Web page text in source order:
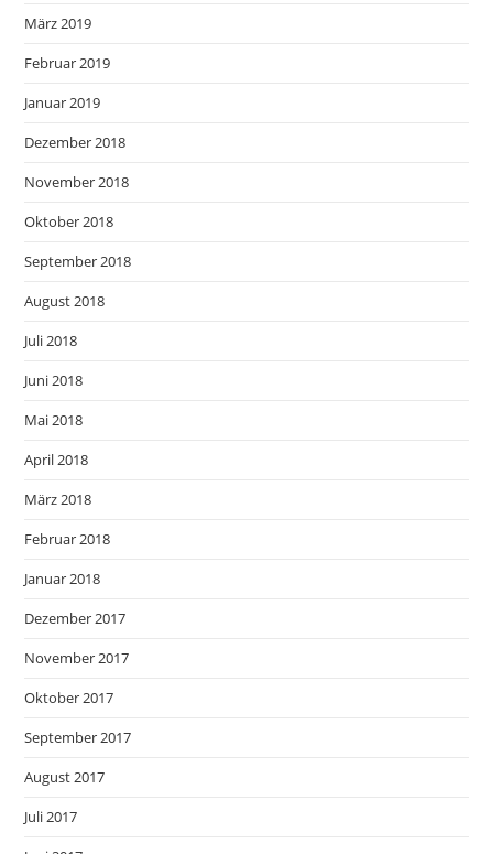
März 2019
Februar 2019
Januar 2019
Dezember 2018
November 2018
Oktober 2018
September 2018
August 2018
Juli 2018
Juni 2018
Mai 2018
April 2018
März 2018
Februar 2018
Januar 2018
Dezember 2017
November 2017
Oktober 2017
September 2017
August 2017
Juli 2017